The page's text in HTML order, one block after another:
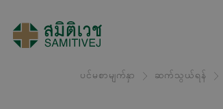
ပင်မစာမျက်နှာ ဆက်သွယ်ရန်